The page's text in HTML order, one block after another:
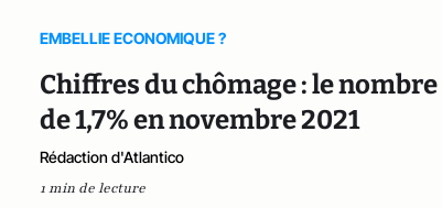
EMBELLIE ECONOMIQUE ?
Chiffres du chômage : le
de 1,7% en novembre 2021
Rédaction d'Atlantico
1 min de lecture